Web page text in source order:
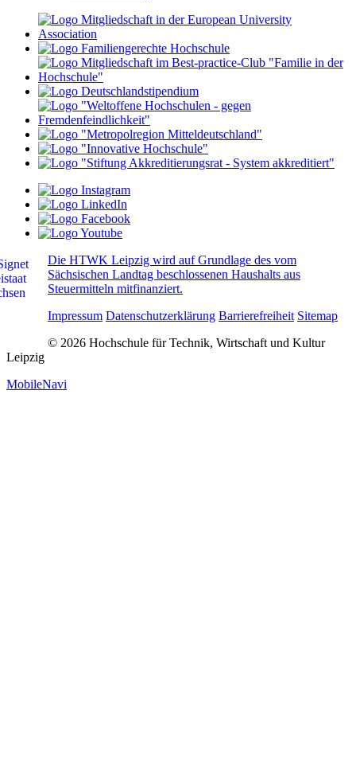
Die HTWK Leipzig wird auf Grundlage des vom
Sächsischen Landtag beschlossenen Haushalts aus
Steuermitteln mitfinanziert.
Impressum Datenschutzerklärung Barrierefreiheit Sitemap
© 2026 Hochschule für Technik, Wirtschaft und Kultur
Leipzig
MobileNavi